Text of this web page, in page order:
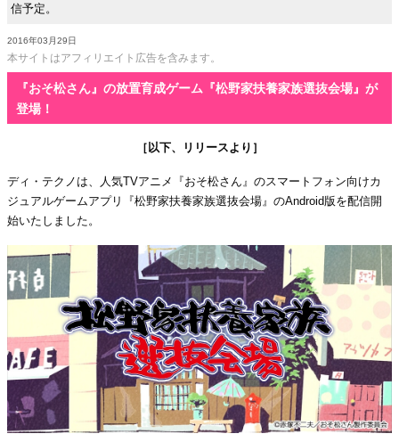
信予定。
2016年03月29日
本サイトはアフィリエイト広告を含みます。
『おそ松さん』の放置育成ゲーム『松野家扶養家族選抜会場』が
登場！
［以下、リリースより］
ディ・テクノは、人気TVアニメ『おそ松さん』のスマートフォン向けカ
ジュアルゲームアプリ『松野家扶養家族選抜会場』のAndroid版を配信開
始いたしました。